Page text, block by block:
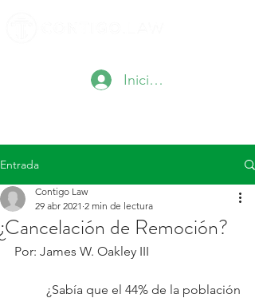
Iniciar sesión
Entrada
¿Cancelación de Remoción?
Contigo Law
29 abr 2021 2 min de lectura